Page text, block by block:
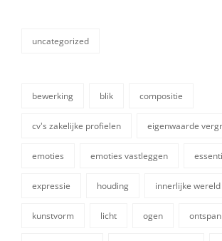
categorieën
uncategorized
bewerking blik compositie
cv's zakelijke profielen eigenwaarde
emoties emoties vastleggen
expressie houding innerlijke wereld
kunstvorm licht ogen